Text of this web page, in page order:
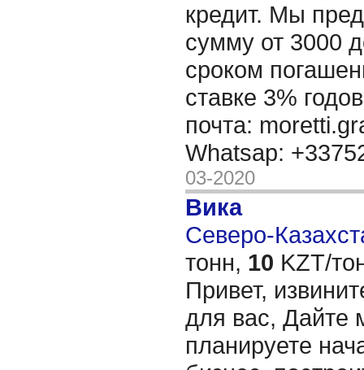
кредит. Мы
сумму от 3000
сроком
ставке 3%
почта:
Whatsap:
03-2020
Вика
Северо-
тонн, 10 KZT/
Привет,
для вас, Дайте
планируете